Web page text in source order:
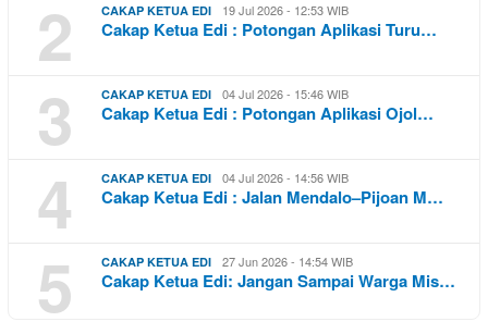
2 CAKAP KETUA EDI 19 Jul 2026 - 12:53 WIB
Cakap Ketua Edi : Potongan Aplikasi Turu…
3 CAKAP KETUA EDI 04 Jul 2026 - 15:46 WIB
Cakap Ketua Edi : Potongan Aplikasi Ojol…
4 CAKAP KETUA EDI 04 Jul 2026 - 14:56 WIB
Cakap Ketua Edi : Jalan Mendalo–Pijoan M…
5 CAKAP KETUA EDI 27 Jun 2026 - 14:54 WIB
Cakap Ketua Edi: Jangan Sampai Warga Mis…